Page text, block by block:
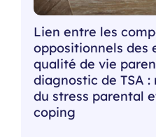
Lien entre les
oppositionnels des
qualité de vie
diagnostic de TSA
du stress parental
coping